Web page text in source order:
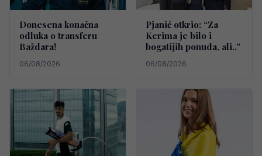
Donesena konačna
odluka o transferu
Baždara!
06/08/2026
Pjanić otkrio: “Za
Kerima je bilo i
bogatijih ponuda, ali..”
06/08/2026